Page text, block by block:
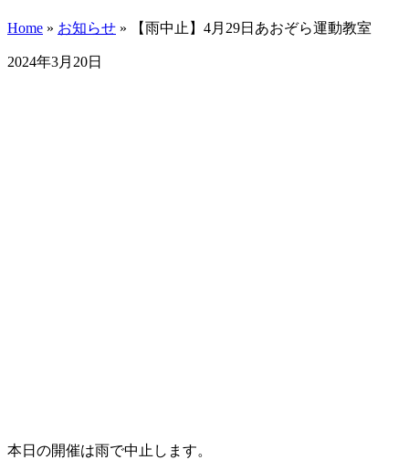
Home » お知らせ » 【雨中止】4月29日あおぞら運動教室
2024年3月20日
本日の開催は雨で中止します。